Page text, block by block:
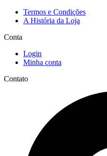
Termos e Condições
A História da Loja
Conta
Login
Minha conta
Contato